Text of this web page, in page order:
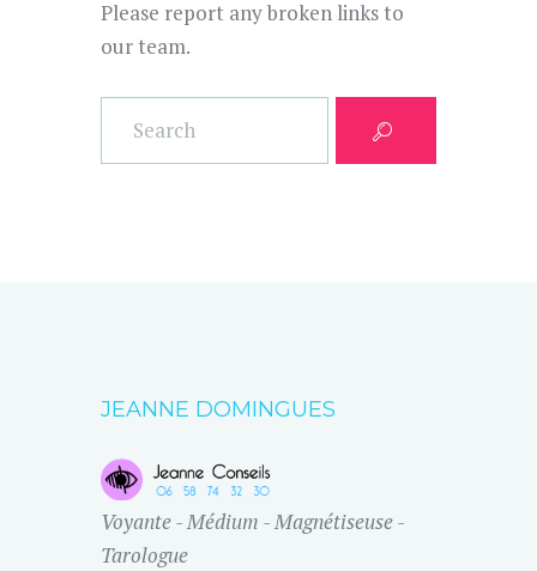
Please report any broken links to
our team.
JEANNE DOMINGUES
Voyante - Médium - Magnétiseuse -
Tarologue